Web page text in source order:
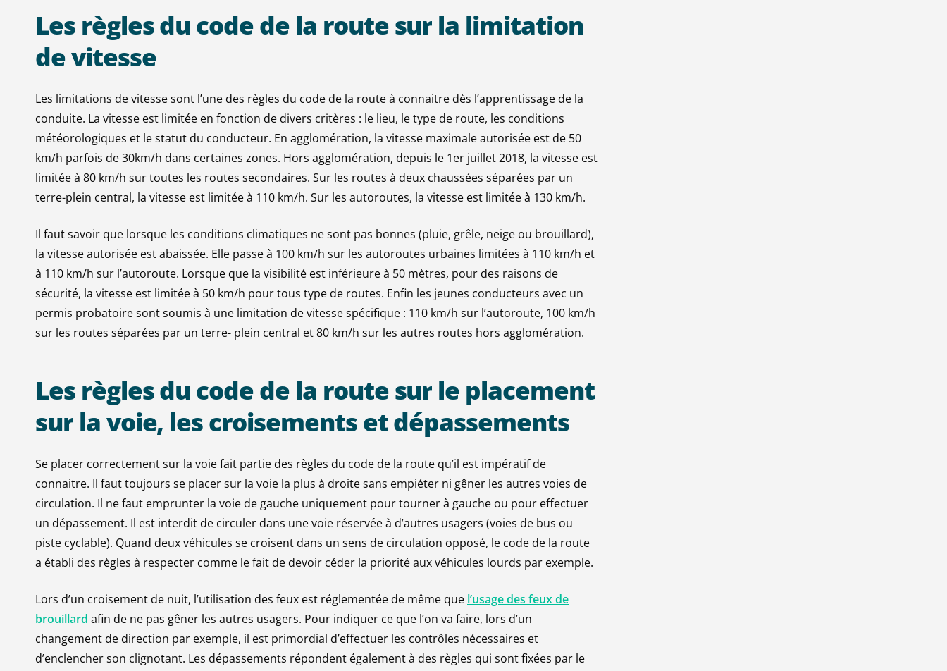
Les règlesducodede la route sur la limitation
devitesse
Les limitations de vitesse sont l’une des règles du code de la route à connaitre dès l’apprentissage de la
conduite. La vitesse est limitée en fonction de divers critères : le lieu, le type de route, les conditions
météorologiques et le statut du conducteur. En agglomération, la vitesse maximale autorisée est de 50
km/h parfois de 30km/h dans certaines zones. Hors agglomération, depuis le 1er juillet 2018, la vitesse est
limitée à 80 km/h sur toutes les routes secondaires. Sur les routes à deux chaussées séparées par un
terre-plein central, la vitesse est limitée à 110 km/h. Sur les autoroutes, la vitesse est limitée à 130 km/h.
Il faut savoir que lorsque les conditions climatiques ne sont pas bonnes (pluie, grêle, neige ou brouillard),
la vitesse autorisée est abaissée. Elle passe à 100 km/h sur les autoroutes urbaines limitées à 110 km/h et
à 110 km/h sur l’autoroute. Lorsque que la visibilité est inférieure à 50 mètres, pour des raisons de
sécurité, la vitesse est limitée à 50 km/h pour tous type de routes. Enfin les jeunes conducteurs avec un
permis probatoire sont soumis à une limitation de vitesse spécifique : 110 km/h sur l’autoroute, 100 km/h
sur les routes séparées par un terre- plein central et 80 km/h sur les autres routes hors agglomération.
Les règlesducodede la route sur le placement
sur lavoie, lescroisementsetdépassements
Se placer correctement sur la voie fait partie des règles du code de la route qu’il est impératif de
connaitre. Il faut toujours se placer sur la voie la plus à droite sans empiéter ni gêner les autres voies de
circulation. Il ne faut emprunter la voie de gauche uniquement pour tourner à gauche ou pour effectuer
un dépassement. Il est interdit de circuler dans une voie réservée à d’autres usagers (voies de bus ou
piste cyclable). Quand deux véhicules se croisent dans un sens de circulation opposé, le code de la route
a établi des règles à respecter comme le fait de devoir céder la priorité aux véhicules lourds par exemple.
Lors d’un croisement de nuit, l’utilisation des feux est réglementée de même que l’usage des feux de
brouillard afin de ne pas gêner les autres usagers. Pour indiquer ce que l’on va faire, lors d’un
changement de direction par exemple, il est primordial d’effectuer les contrôles nécessaires et
d’enclencher son clignotant. Les dépassements répondent également à des règles qui sont fixées par le